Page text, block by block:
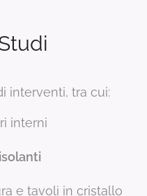
interventi, tra cui:
interni
e tavoli in cristallo